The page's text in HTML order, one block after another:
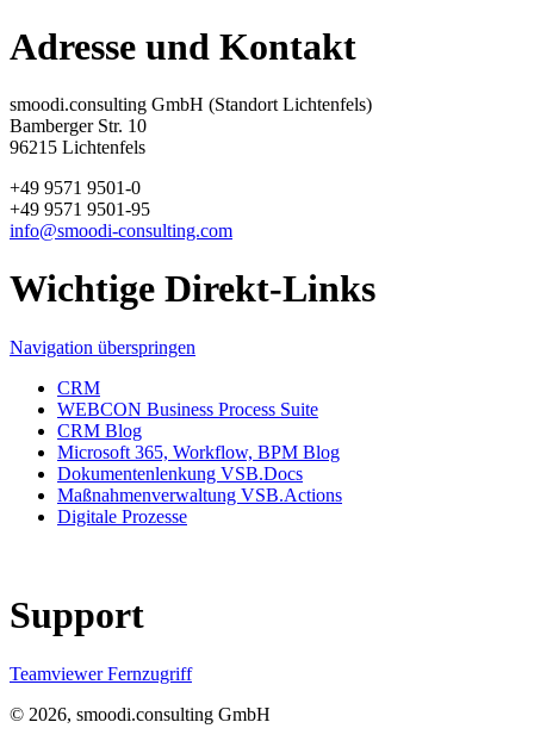
Adresse und Kontakt
smoodi.consulting GmbH (Standort Lichtenfels)
Bamberger Str. 10
96215 Lichtenfels
+49 9571 9501-0
+49 9571 9501-95
info@smoodi-consulting.com
Wichtige Direkt-Links
Navigation überspringen
CRM
WEBCON Business Process Suite
CRM Blog
Microsoft 365, Workflow, BPM Blog
Dokumentenlenkung VSB.Docs
Maßnahmenverwaltung VSB.Actions
Digitale Prozesse
Support
Teamviewer Fernzugriff
© 2026, smoodi.consulting GmbH